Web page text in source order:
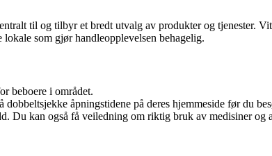
til og tilbyr et bredt utvalg av produkter og tjenester.
som gjør handleopplevelsen behagelig.
beboere i området.
åpningstidene på deres hjemmeside før du
Du kan også få veiledning om riktig bruk av medisiner og